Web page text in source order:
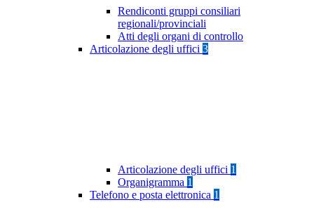
Rendiconti gruppi consiliari
regionali/provinciali
Atti degli organi di controllo
Articolazione degli uffici 3
Articolazione degli uffici 1
Organigramma 1
Telefono e posta elettronica 1